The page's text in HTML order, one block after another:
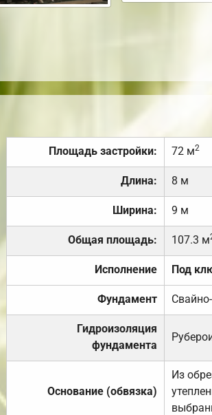
Площадь застройки: 72 м2
Длина: 8 м
Ширина: 9 м
Общая площадь: 107.3 м
Исполнение Под
Фундамент
Гидроизоляция
фундамента
Основание (обвязка)
Из